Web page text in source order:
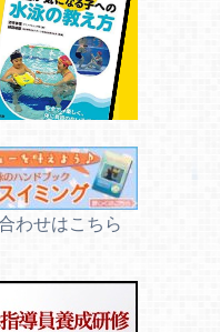
わせはこちら